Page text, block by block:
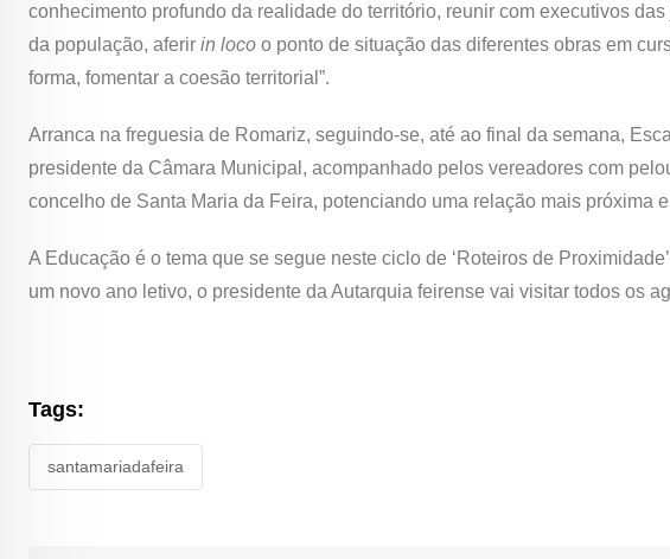
conhecimento profundo da realidade do território, reunir com executivos
da população, aferir in loco o ponto de situação das diferentes obras em
forma, fomentar a coesão territorial”.
Arranca na freguesia de Romariz, seguindo-se, até ao final da semana,
presidente da Câmara Municipal, acompanhado pelos vereadores com
concelho de Santa Maria da Feira, potenciando uma relação mais próxima
A Educação é o tema que se segue neste ciclo de ‘Roteiros de
um novo ano letivo, o presidente da Autarquia feirense vai visitar todos os
Tags:
santamariadafeira